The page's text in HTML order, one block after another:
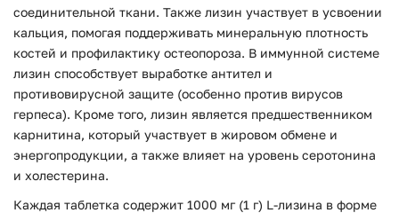
соединительной ткани. Также лизин участвует в усвоении
кальция, помогая поддерживать минеральную плотность
костей и профилактику остеопороза. В иммунной системе
лизин способствует выработке антител и
противовирусной защите (особенно против вирусов
герпеса). Кроме того, лизин является предшественником
карнитина, который участвует в жировом обмене и
энергопродукции, а также влияет на уровень серотонина
и холестерина.
Каждая таблетка содержит 1000 мг (1 г) L-лизина в форме